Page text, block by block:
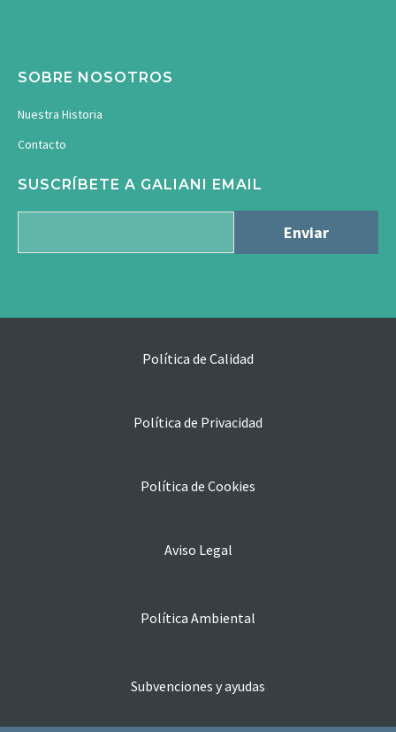
SOBRE NOSOTROS
Nuestra Historia
Contacto
SUSCRÍBETE A GALIANI EMAIL
Política de Calidad
Política de Privacidad
Política de Cookies
Aviso Legal
Política Ambiental
Subvenciones y ayudas